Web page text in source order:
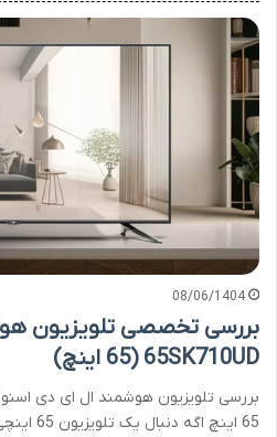
08/06/1404
65SK710UD (65 اینچ)
65 اینچ